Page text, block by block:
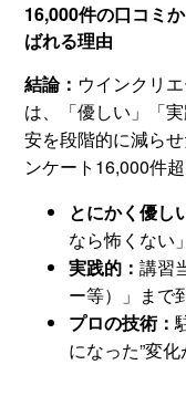
プログラム
お客様の声
よくある質問
出張地域
スタッフ紹介
簡易補助ブレー
16,000件の口コミ
ばれる理由
結論： ウインクリ
は、「優しい」「
安を段階的に減ら
ンケート16,000件超
とにかく優し
なら怖くない
実践的：講習
ー等）」まで
プロの技術：
になった”変